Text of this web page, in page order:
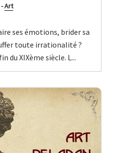
-Art
ses émotions, brider sa
toute irrationalité ?
du XIXème siècle. L...